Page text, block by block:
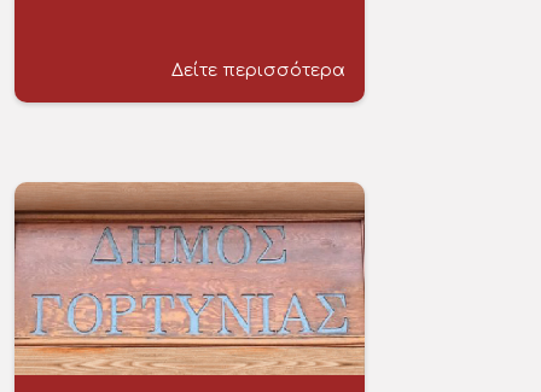
Δείτε περισσότερα